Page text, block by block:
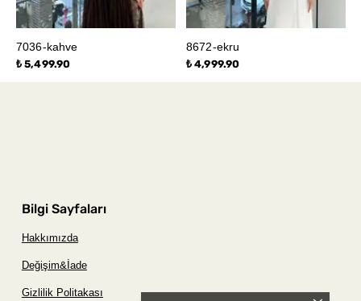
7036-kahve
₺ 5,499.90
8672-ekru
₺ 4,999.90
Bilgi Sayfaları
Hakkımızda
Değişim&İade
Gizlilik Politakası